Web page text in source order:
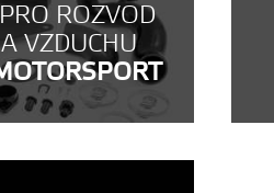
ROZVOD
VZDUCHU